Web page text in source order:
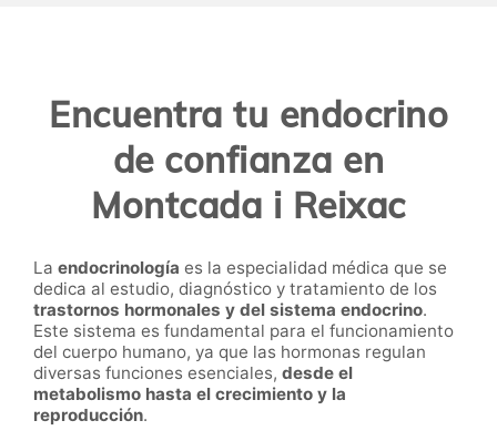
Encuentra tu endocrino
de confianza en
Montcada i Reixac
La endocrinología es la especialidad médica que se
dedica al estudio, diagnóstico y tratamiento de los
trastornos hormonales y del sistema endocrino.
Este sistema es fundamental para el funcionamiento
del cuerpo humano, ya que las hormonas regulan
diversas funciones esenciales, desde el
metabolismo hasta el crecimiento y la
reproducción.